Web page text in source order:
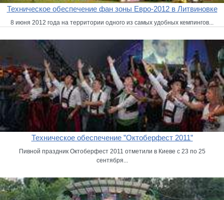
Техническое обеспечение фан зоны Евро-2012 в Литвиновке
8 июня 2012 года на территории одного из самых удобных кемпингов...
Техническое обеспечение ”Октоберфест 2011”
Пивной праздник Октоберфест 2011 отметили в Киеве с 23 по 25
сентября...